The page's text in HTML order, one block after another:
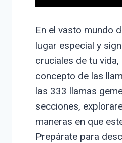
En el vasto mundo
lugar especial y
cruciales de tu
concepto de las
las 333 llamas
secciones,
maneras en que
Prepárate para